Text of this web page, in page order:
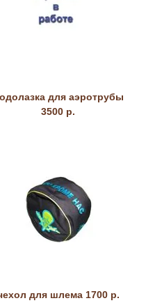
для аэротрубы
3500 р.
для шлема 1700 р.